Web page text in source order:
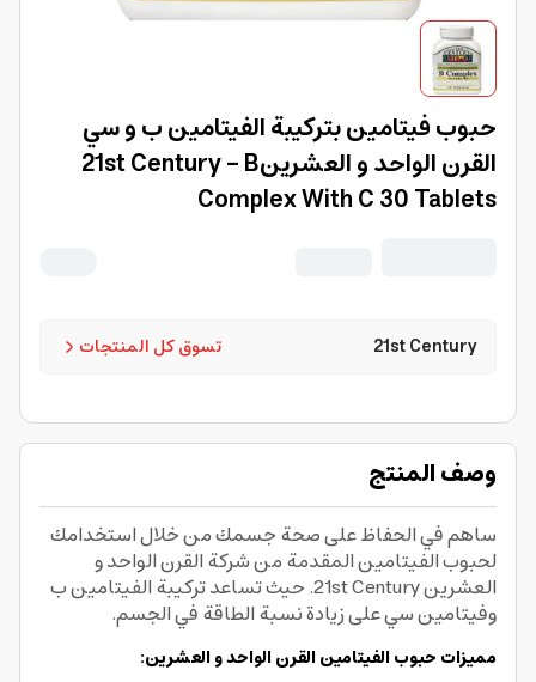
حبوب فيتامين بتركيبة الفيتامين ب و سي
القرن الواحد و العشرين21st Century - B
Complex With C 30 Tablets
تسوق كل المنتجات 21st Century
وصف المنتج
ساهم في الحفاظ على صحة جسمك من خلال استخدامك
لحبوب الفيتامين المقدمة من شركة القرن الواحد و
العشرين 21st Century. حيث تساعد تركيبة الفيتامين ب
وفيتامين سي على زيادة نسبة الطاقة في الجسم.
مميزات حبوب الفيتامين القرن الواحد و العشرين: